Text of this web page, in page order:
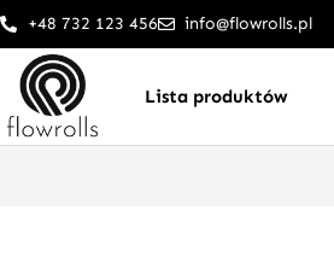
Przejdź
treści
+48 732 123 456 info@flowrolls.pl
Lista produktów